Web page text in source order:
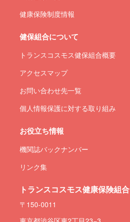
健康保険制度情報
健保組合について
トランスコスモス健保組合概要
アクセスマップ
お問い合わせ先一覧
個人情報保護に対する取り組み
お役立ち情報
機関誌バックナンバー
リンク集
トランスコスモス健康保険組合
〒150-0011